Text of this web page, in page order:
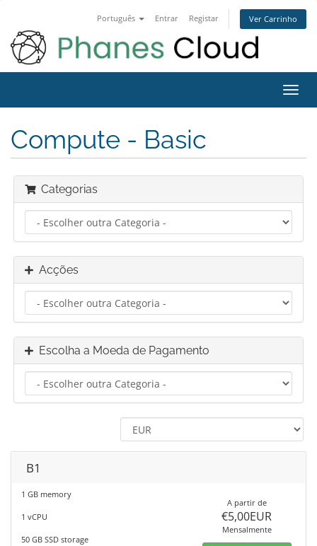
Português Entrar Registar Ver Carrinho
Compute - Basic
Categorias
Acções
Escolha a Moeda de Pagamento
B1
1 GB memory
1 vCPU
50 GB SSD storage
A partir de
€5,00EUR
Mensalmente